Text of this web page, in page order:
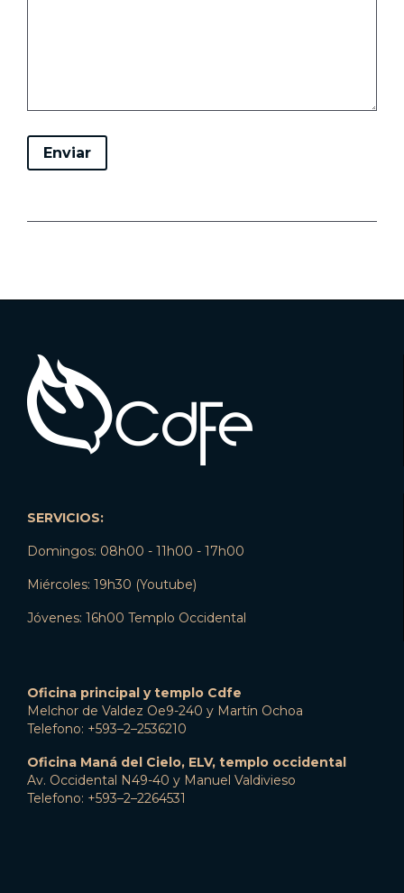
SERVICIOS:
Domingos: 08h00 - 11h00 - 17h00
Miércoles: 19h30 (Youtube)
Jóvenes: 16h00 Templo Occidental
Oficina principal y templo Cdfe
Melchor de Valdez Oe9-240 y Martín Ochoa
Telefono: +593–2–2536210
Oficina Maná del Cielo, ELV, templo occidental
Av. Occidental N49-40 y Manuel Valdivieso
Telefono: +593–2–2264531